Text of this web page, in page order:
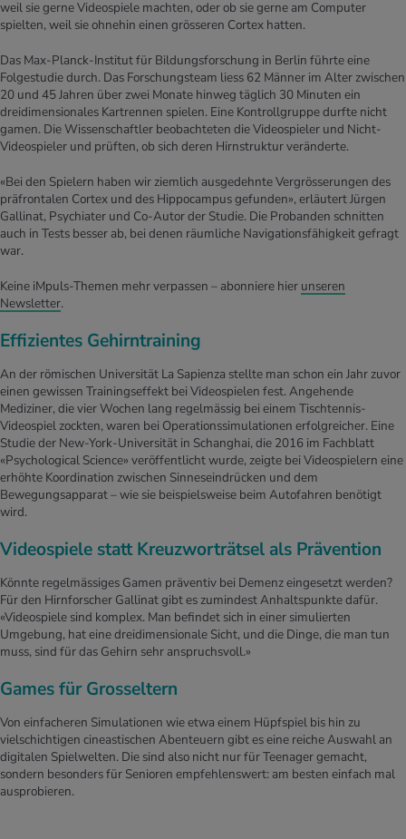
weil sie gerne Videospiele machten, oder ob sie gerne am Computer
spielten, weil sie ohnehin einen grösseren Cortex hatten.
Das Max-Planck-Institut für Bildungsforschung in Berlin führte eine
Folgestudie durch. Das Forschungsteam liess 62 Männer im Alter zwischen
20 und 45 Jahren über zwei Monate hinweg täglich 30 Minuten ein
dreidimensionales Kartrennen spielen. Eine Kontrollgruppe durfte nicht
gamen. Die Wissenschaftler beobachteten die Videospieler und Nicht-
Videospieler und prüften, ob sich deren Hirnstruktur veränderte.
«Bei den Spielern haben wir ziemlich ausgedehnte Vergrösserungen des
präfrontalen Cortex und des Hippocampus gefunden», erläutert Jürgen
Gallinat, Psychiater und Co-Autor der Studie. Die Probanden schnitten
auch in Tests besser ab, bei denen räumliche Navigationsfähigkeit gefragt
war.
Keine iMpuls-Themen mehr verpassen – abonniere hier unseren
Newsletter.
Effizientes Gehirntraining
An der römischen Universität La Sapienza stellte man schon ein Jahr zuvor
einen gewissen Trainingseffekt bei Videospielen fest. Angehende
Mediziner, die vier Wochen lang regelmässig bei einem Tischtennis-
Videospiel zockten, waren bei Operationssimulationen erfolgreicher. Eine
Studie der New-York-Universität in Schanghai, die 2016 im Fachblatt
«Psychological Science» veröffentlicht wurde, zeigte bei Videospielern eine
erhöhte Koordination zwischen Sinneseindrücken und dem
Bewegungsapparat – wie sie beispielsweise beim Autofahren benötigt
wird.
Videospiele statt Kreuzworträtsel als Prävention
Könnte regelmässiges Gamen präventiv bei Demenz eingesetzt werden?
Für den Hirnforscher Gallinat gibt es zumindest Anhaltspunkte dafür.
«Videospiele sind komplex. Man befindet sich in einer simulierten
Umgebung, hat eine dreidimensionale Sicht, und die Dinge, die man tun
muss, sind für das Gehirn sehr anspruchsvoll.»
Games für Grosseltern
Von einfacheren Simulationen wie etwa einem Hüpfspiel bis hin zu
vielschichtigen cineastischen Abenteuern gibt es eine reiche Auswahl an
digitalen Spielwelten. Die sind also nicht nur für Teenager gemacht,
sondern besonders für Senioren empfehlenswert: am besten einfach mal
ausprobieren.